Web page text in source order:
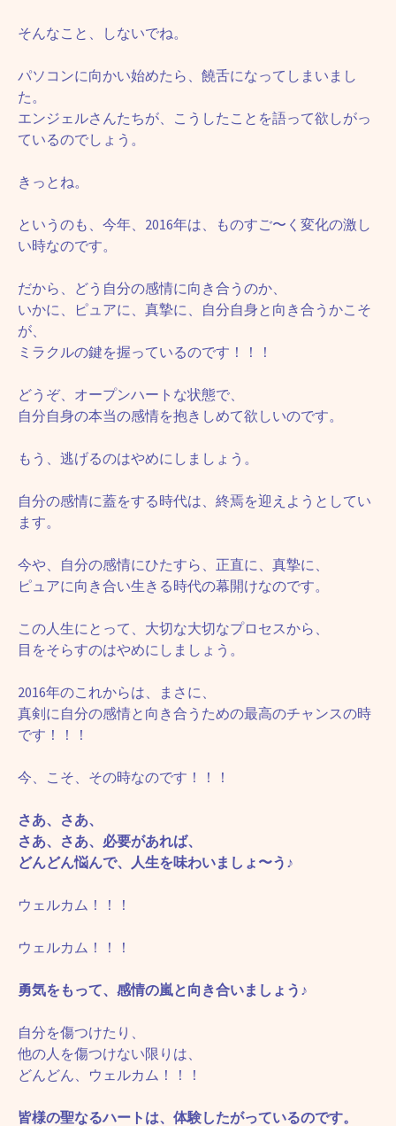
そんなこと、しないでね。
パソコンに向かい始めたら、饒舌になってしまいまし
た。
エンジェルさんたちが、こうしたことを語って欲しがっ
ているのでしょう。
きっとね。
というのも、今年、2016年は、ものすご〜く変化の激し
い時なのです。
だから、どう自分の感情に向き合うのか、
いかに、ピュアに、真摯に、自分自身と向き合うかこそ
が、
ミラクルの鍵を握っているのです！！！
どうぞ、オープンハートな状態で、
自分自身の本当の感情を抱きしめて欲しいのです。
もう、逃げるのはやめにしましょう。
自分の感情に蓋をする時代は、終焉を迎えようとしてい
ます。
今や、自分の感情にひたすら、正直に、真摯に、
ピュアに向き合い生きる時代の幕開けなのです。
この人生にとって、大切な大切なプロセスから、
目をそらすのはやめにしましょう。
2016年のこれからは、まさに、
真剣に自分の感情と向き合うための最高のチャンスの時
です！！！
今、こそ、その時なのです！！！
さあ、さあ、
さあ、さあ、必要があれば、
どんどん悩んで、人生を味わいましょ〜う♪
ウェルカム！！！
ウェルカム！！！
勇気をもって、感情の嵐と向き合いましょう♪
自分を傷つけたり、
他の人を傷つけない限りは、
どんどん、ウェルカム！！！
皆様の聖なるハートは、体験したがっているのです。